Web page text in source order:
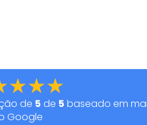
de 5 de 5 baseado em
Google